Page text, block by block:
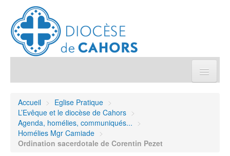
Démarches et sacrements
Sanctuaires & Pélerinages
Accueil > Eglise Pratique >
L’Evêque et le diocèse de Cahors >
Agenda, homélies, communiqués... >
Homélies Mgr Camiade >
Ordination sacerdotale de Corentin Pezet